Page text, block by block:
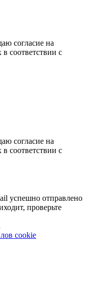
согласие на
соответствии с
согласие на
соответствии с
успешно отправлено
проверьте
cookie